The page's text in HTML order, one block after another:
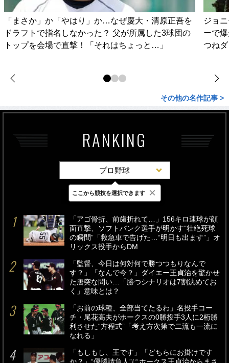
「まさか」か「やはり」か…なぜ慶大・清原正吾を
ドラフトで指名しなかった？ 父が所属した3球団の
トップを会場で直撃！「それはちょっと…」
ジョ
ーで
つね
その他の名作記事 >
RANKING
プロ野球
最新 24時間 週間
「アゴ骨折、前歯折れて…」156キロ速球が顔
面直撃、ソフトバンク選手が明かす“壮絶死球
の瞬間”「救急車で告げた…“明日も出ます”」オ
リックス投手からDM
「監督、今日は何対何で勝つつもりなんで
す？」「なんで今？」ダイエー王貞治を驚かせ
た唐突な問い…「勝つシナリオは7割決めてお
く」意味とは？
「お前の球種、全部当てたるわ」名投手コー
チ・尾花高夫がホークスの0勝投手3人に2桁勝
利させた“方程式”「考え方次第で二流も一流に
なれる」
「もしもし、王です」「どちらにお掛けです
ここから競技を選択できます ×